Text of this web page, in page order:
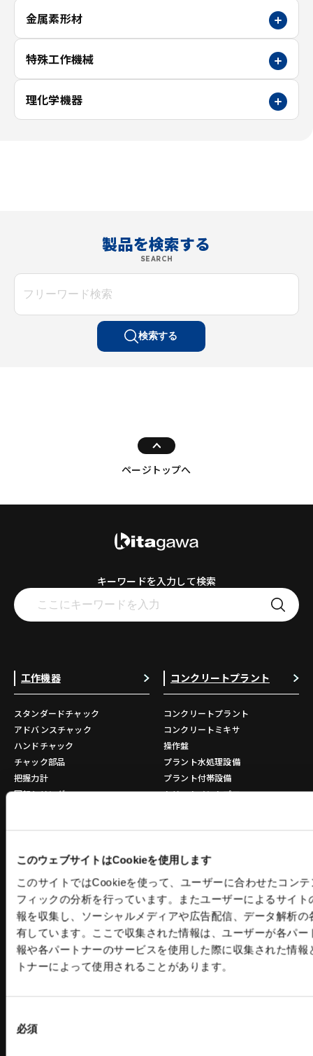
このウェブサイトはCookieを使用します
このサイトではCookieを使って、ユーザーに合わせたコン
フィックの分析を行っています。またユーザーによるサイ
報を収集し、ソーシャルメディアや広告配信、データ解析
有しています。ここで収集された情報は、ユーザーが各パ
報や各パートナーのサービスを使用した際に収集された情
トナーによって使用されることがあります。
必須
金属素形材
特殊工作機械
理化学機器
製品を検索する
SEARCH
検索する
ページトップへ
キーワードを入力して検索
工作機器
スタンダードチャック
アドバンスチャック
ハンドチャック
チャック部品
把握力計
回転シリンダ
バイス部品
ロボットアクセサリー
自動化ソリューション
カタログダウンロード
各種チラシダウンロード
生産終了品のご案内
工作機器 関連コンテンツ
コンクリートプラント
コンクリートプラント
コンクリートミキサ
操作盤
プラント水処理設備
プラント付帯設備
トリートメントプロ
リサイクルプラントシステム